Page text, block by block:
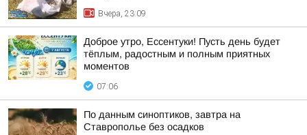
Вчера, 23:09
Доброе утро, Ессентуки! Пусть день будет
тёплым, радостным и полным приятных
моментов
07:06
По данным синоптиков, завтра на
Ставрополье без осадков